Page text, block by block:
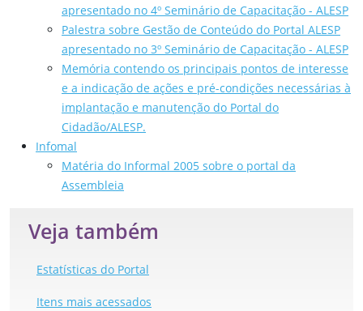
apresentado no 4º Seminário de Capacitação - ALESP
Palestra sobre Gestão de Conteúdo do Portal ALESP
apresentado no 3º Seminário de Capacitação - ALESP
Memória contendo os principais pontos de interesse
e a indicação de ações e pré-condições necessárias à
implantação e manutenção do Portal do
Cidadão/ALESP.
Infomal
Matéria do Informal 2005 sobre o portal da
Assembleia
Veja também
Estatísticas do Portal
Itens mais acessados